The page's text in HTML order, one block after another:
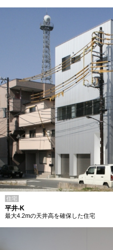
住宅
平井-K
最大4.2mの天井高を確保した住宅